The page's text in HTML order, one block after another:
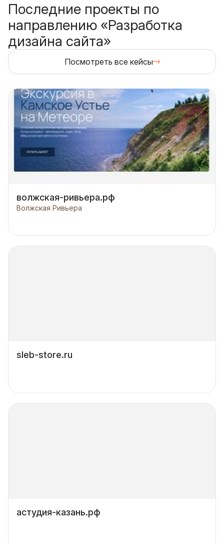
Последние проекты по
направлению «Разработка
дизайна сайта»
Посмотреть все кейсы
волжская-ривьера.рф
Волжская Ривьера
sleb-store.ru
астудия-казань.рф